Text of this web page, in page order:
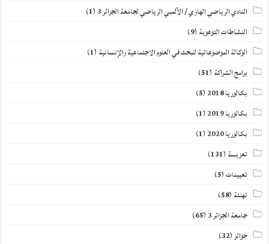
النادي الرياضي الهاوي / الألمبي الرياضي لجامعة الجزائر 3 (1)
النشاطات التوعوية (9)
الوكالة الموضوعاتية للبحث في العلوم الاجتماعية والإنسانية (1)
برامج الشراكة (51)
بكالوريا 2018
(5)
بكالوريا 2019
(1)
بكالوريا 2020
(1)
تعزيــــة (131)
تعيينات(5)
تهنئة (58)
جامعة الجزائر 3 (65)
جوائز(32)